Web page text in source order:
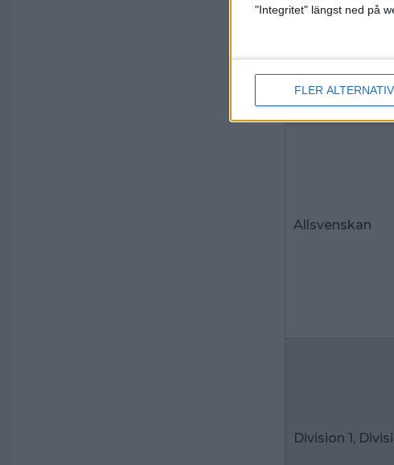
"Integritet" längst ned på
FLER ALTERNATIV
Allsvenskan
Division 1,